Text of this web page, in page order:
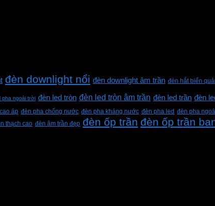
đèn downlight nổi đèn downlight âm trần đèn hắt biển
pha ngoài trời đèn led tròn đèn led tròn âm trần đèn led trần đèn
áp đèn pha chống nước đèn pha kháng nước đèn pha led đèn pha
thạch cao đèn âm trần đẹp đèn ốp trần đèn ốp trần